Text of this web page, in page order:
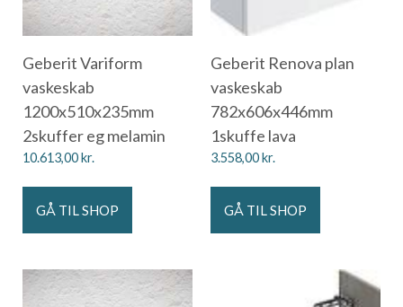
Geberit Variform
vaskeskab
1200x510x235mm
2skuffer eg melamin
10.613,00kr.
GÅ TIL SHOP
Geberit Renova plan
vaskeskab
782x606x446mm
1skuffe lava
3.558,00kr.
GÅ TIL SHOP